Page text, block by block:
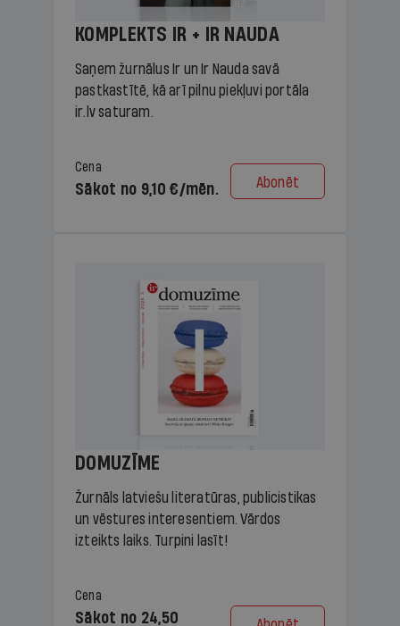
KOMPLEKTS IR + IR NAUDA
Saņem žurnālus Ir un Ir Nauda savā
pastkastītē, kā arī pilnu piekļuvi portāla
ir.lv saturam.
Cena
Sākot no 9,10 €/mēn. Abonēt
DOMUZĪME
Žurnāls latviešu literatūras, publicistikas
un vēstures interesentiem. Vārdos
izteikts laiks. Turpini lasīt!
Cena
Sākot no 24,50